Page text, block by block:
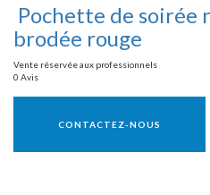
Pochette de soirée
brodée rouge
Vente réservée aux professionnels
0 Avis
CONTACTEZ-NOUS